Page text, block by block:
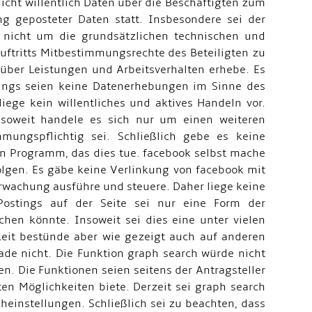
willentlich Daten über die Beschäftigten zum
geposteter Daten statt. Insbesondere sei der
um die grundsätzlichen technischen und
Mitbestimmungsrechte des Beteiligten zu
Leistungen und Arbeitsverhalten erhebe. Es
seien keine Datenerhebungen im Sinne des
kein willentliches und aktives Handeln vor.
handele es sich nur um einen weiteren
sei. Schließlich gebe es keine
das dies tue. facebook selbst mache
Es gäbe keine Verlinkung von facebook mit
ausführe und steuere. Daher liege keine
auf der Seite sei nur eine Form der
könnte. Insoweit sei dies eine unter vielen
bestünde aber wie gezeigt auch auf anderen
nicht. Die Funktion graph search würde nicht
Die Funktionen seien seitens der Antragsteller
Möglichkeiten biete. Derzeit sei graph search
Schließlich sei zu beachten, dass